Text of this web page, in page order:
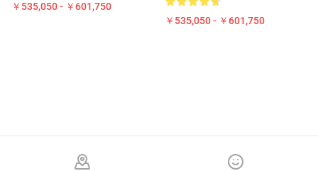
￥535,050 - ￥601,750
￥535,050 - ￥601,750